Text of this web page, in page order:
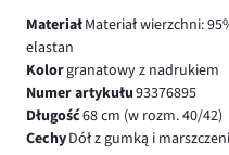
MateriałMateriał wierzchni:
elastan
Kolorgranatowy z nadrukiem
Numer artykułu93376895
Długość68 cm (w rozm. 40/42)
CechyDół z gumką i